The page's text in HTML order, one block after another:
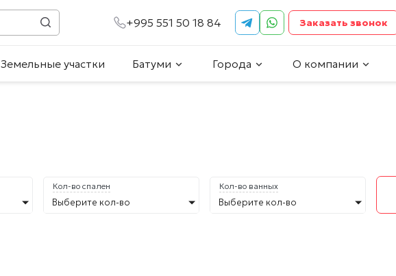
+995 551 50 18 84 Заказать звонок
Земельные участки Батуми Города О компании
Кол-во спален
Выберите кол-во
Кол-во ванных
Выберите кол-во